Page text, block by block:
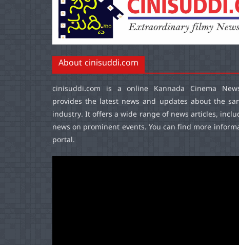
About cinisuddi.com
cinisuddi.com is a online Kannada Cinema
provides the latest news and updates about the
industry. It offers a wide range of news articles,
news on prominent events. You can find more
portal.